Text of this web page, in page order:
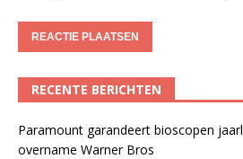
RECENTE BERICHTEN
Paramount garandeert bioscopen
overname Warner Bros